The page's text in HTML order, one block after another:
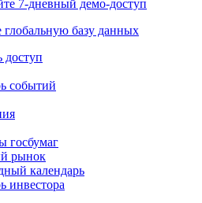
7-дневный демо-доступ
глобальную базу данных
доступ
событий
госбумаг
рынок
календарь
инвестора